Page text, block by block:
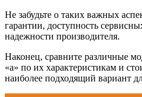
Не забудьте о таких важных
гарантии, доступность
надежности производителя.
Наконец, сравните различные
«а» по их характеристикам и
наиболее подходящий вариант